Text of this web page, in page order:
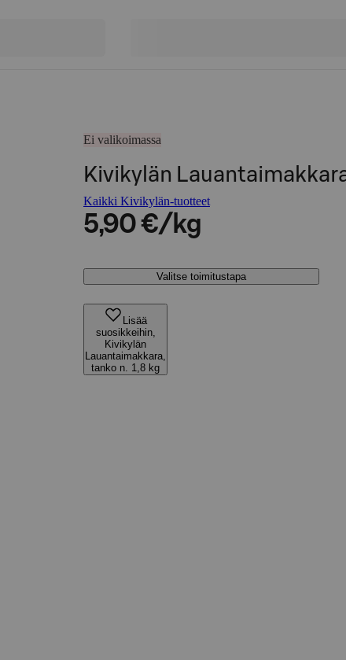
Ei valikoimassa
Kivikylän
Kaikki Kivikylän-tuotteet
5,90 €/kg
Valitse toimitustapa
Lisää
suosikkeihin,
Kivikylän
Lauantaimakkara,
tanko n. 1,8 kg